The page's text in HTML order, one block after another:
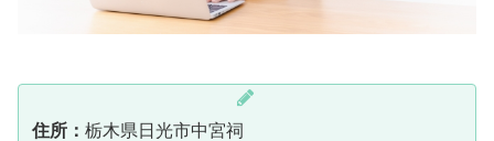
住所： 栃木県日光市中宮祠